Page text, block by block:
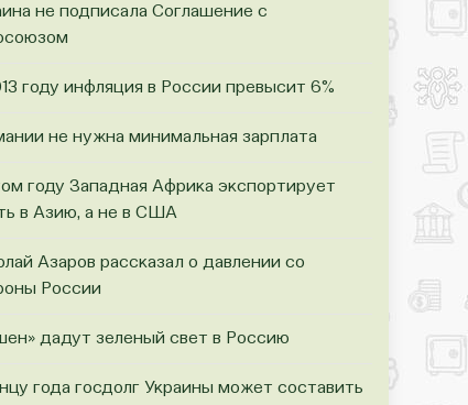
не подписала Соглашение с
году инфляция в России превысит 6%
не нужна минимальная зарплата
году Западная Африка экспортирует
в Азию, а не в США
Азаров рассказал о давлении со
России
дадут зеленый свет в Россию
года госдолг Украины может составить